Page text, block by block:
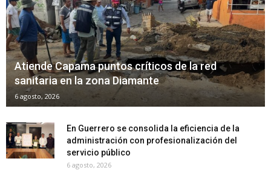
Atiende Capama puntos críticos de la red
sanitaria en la zona Diamante
6 agosto, 2026
En Guerrero se consolida la eficiencia de la
administración con profesionalización del
servicio público
6 agosto, 2026